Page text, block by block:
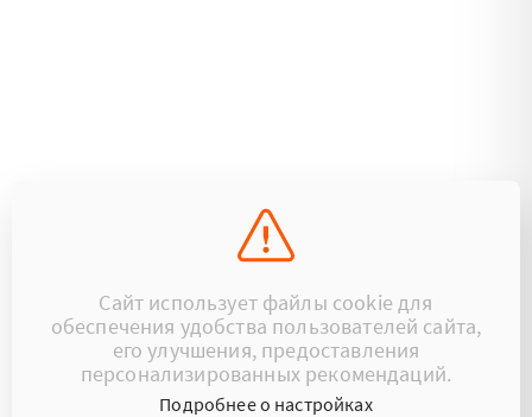
Сайт использует файлы cookie для
обеспечения удобства пользователей сайта,
его улучшения, предоставления
персонализированных рекомендаций.
Подробнее о настройках